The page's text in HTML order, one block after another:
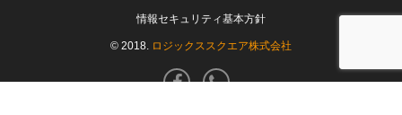
情報セキュリティ基本方針
© 2018. ロジックススクエア株式会社